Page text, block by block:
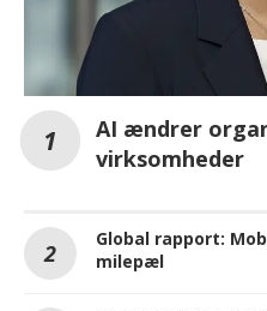
AI ændrer
virksomheder
Global rapport:
milepæl